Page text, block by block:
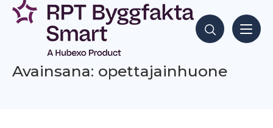
Siirry
sisältöön
Hae sisältöjä
Avainsana: opettajainhuone